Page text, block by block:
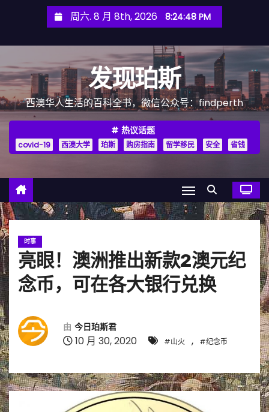
周六. 8 月 8th, 2026 8:24:50 PM
发现珀斯
西澳华人生活的百科全书，微信公众号：findperth
热议话题
covid-19 西澳大学 珀斯 购房指南 留学移民 安全 省钱
时事
亮眼！澳洲推出新款2澳元纪
念币，可在各大银行兑换
由 今日珀斯君
10 月 30, 2020 #山火 , #纪念币